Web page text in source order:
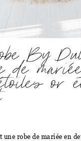
By
de or
une robe de mariée en